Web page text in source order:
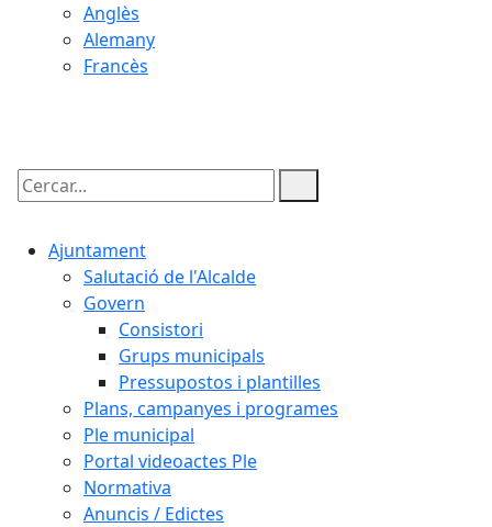
Anglès
Alemany
Francès
Cercar:
Ajuntament
Salutació de l'Alcalde
Govern
Consistori
Grups municipals
Pressupostos i plantilles
Plans, campanyes i programes
Ple municipal
Portal videoactes Ple
Normativa
Anuncis / Edictes